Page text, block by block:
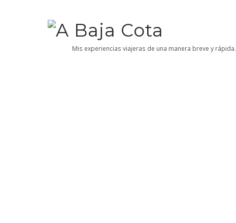
A
BajaMis experiencias viajeras de una manera breve y rápida.